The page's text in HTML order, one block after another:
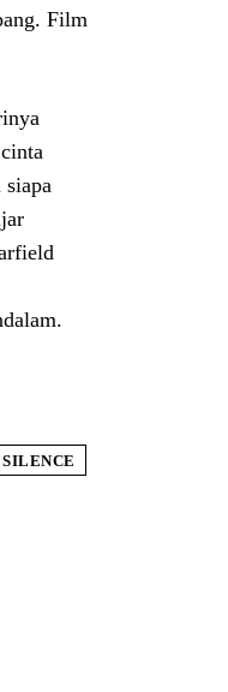
Film
siapa
SILENCE